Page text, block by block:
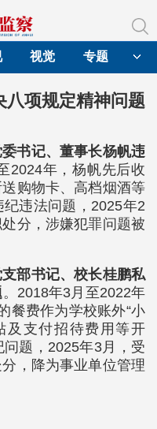
视觉 专题
八项规定精神问题
书记、董事长杨帆违
2024年，杨帆先后收
购物卡、高档烟酒等
违法问题，2025年2
分，涉嫌犯罪问题被
部书记、校长桂鹏私
。2018年3月至2022年
餐费作为学校账外“小
及支付招待费用等开
题，2025年3月，受
，降为事业单位管理